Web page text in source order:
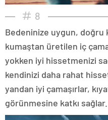
8
Bedeninize uygun, doğru
kumaştan üretilen iç
yokken iyi hissetmenizi
kendinizi daha rahat
yandan iyi çamaşırlar,
görünmesine katkı sağlar.